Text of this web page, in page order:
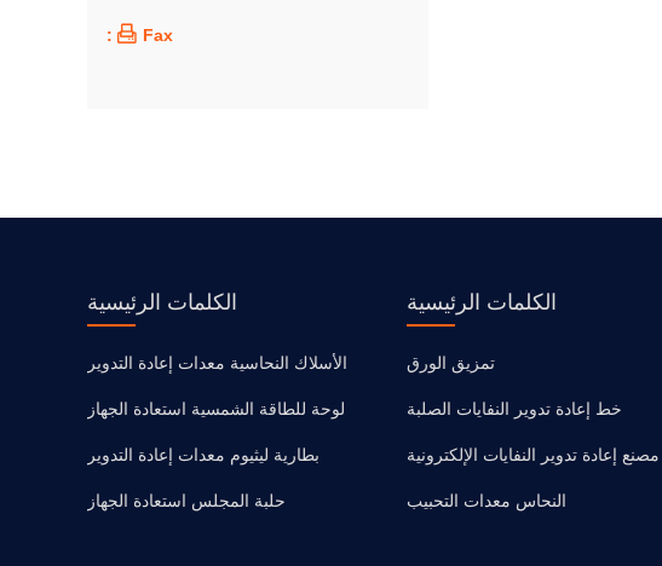
 Fax :
الكلمات الرئيسية
تمزيق الورق
خط إعادة تدوير النفايات الصلبة
مصنع إعادة تدوير النفايات الإلكترونية
النحاس معدات التحبيب
الكلمات الرئيسية
الأسلاك النحاسية معدات إعادة التدوير
لوحة للطاقة الشمسية استعادة الجهاز
بطارية ليثيوم معدات إعادة التدوير
حلبة المجلس استعادة الجهاز